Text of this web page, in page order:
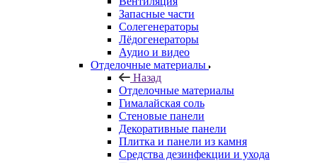
Запасные части
Солегенераторы
Лёдогенераторы
Аудио и видео
Отделочные материалы
Назад
Отделочные материалы
Гималайская соль
Стеновые панели
Декоративные панели
Плитка и панели из камня
Средства дезинфекции и ухода